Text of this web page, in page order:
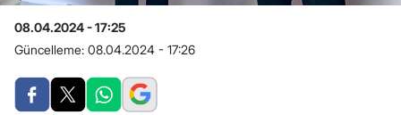
08.04.2024 - 17:25
Güncelleme: 08.04.2024 - 17:26